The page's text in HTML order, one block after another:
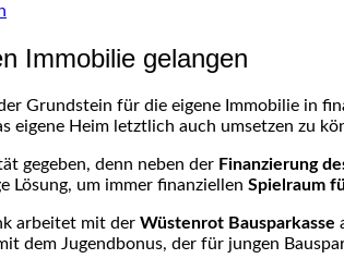
Immobilie gelangen
Grundstein für die eigene Immobilie in
Heim letztlich auch umsetzen zu
gegeben, denn neben der Finanzierung
Lösung, um immer finanziellen Spielraum
arbeitet mit der Wüstenrot Bausparkasse
dem Jugendbonus, der für jungen